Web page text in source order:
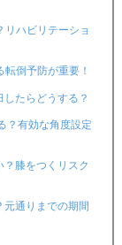
リハビリテーショ
倒予防が重要！
たらどうする？
？有効な角度設定
膝をつくリスク
通りまでの期間